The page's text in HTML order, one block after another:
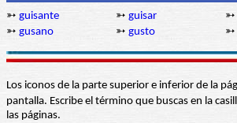
➳ guisante ➳ guisar ➳
➳ gusano ➳ gusto ➳
Los iconos de la parte superior e inferior de la
pantalla. Escribe el término que buscas en la
las páginas.